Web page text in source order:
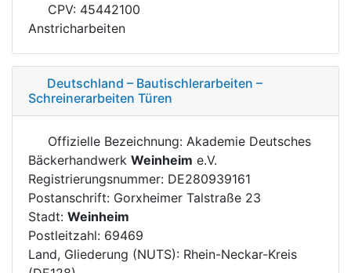
CPV: 45442100
Anstricharbeiten
Deutschland – Bautischlerarbeiten –
Schreinerarbeiten Türen
Offizielle Bezeichnung: Akademie Deutsches
Bäckerhandwerk Weinheim e.V.
Registrierungsnummer: DE280939161
Postanschrift: Gorxheimer Talstraße 23
Stadt: Weinheim
Postleitzahl: 69469
Land, Gliederung (NUTS): Rhein-Neckar-Kreis